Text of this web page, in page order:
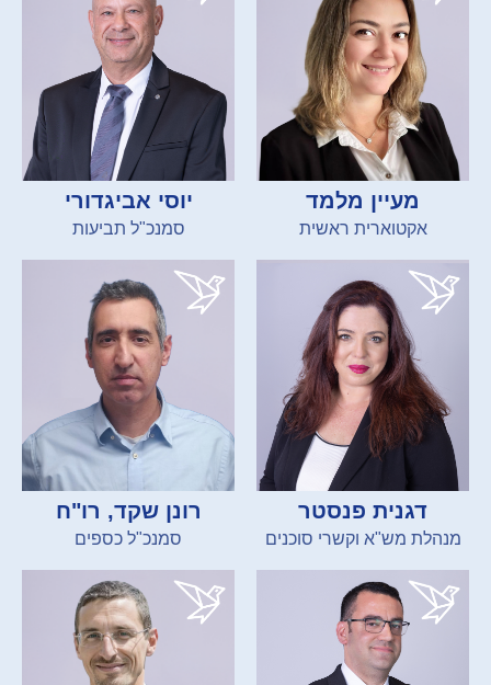
מעיין מלמד
אקטוארית ראשית
יוסי אביגדורי
סמנכ"ל תביעות
דגנית פנסטר
מנהלת מש"א וקשרי סוכנים
רונן שקד, רו"ח
סמנכ"ל כספים